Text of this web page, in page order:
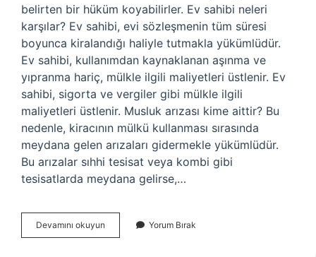
belirten bir hüküm koyabilirler. Ev sahibi neleri
karşılar? Ev sahibi, evi sözleşmenin tüm süresi
boyunca kiralandığı haliyle tutmakla yükümlüdür.
Ev sahibi, kullanımdan kaynaklanan aşınma ve
yıpranma hariç, mülkle ilgili maliyetleri üstlenir. Ev
sahibi, sigorta ve vergiler gibi mülkle ilgili
maliyetleri üstlenir. Musluk arızası kime aittir? Bu
nedenle, kiracının mülkü kullanması sırasında
meydana gelen arızaları gidermekle yükümlüdür.
Bu arızalar sıhhi tesisat veya kombi gibi
tesisatlarda meydana gelirse,…
Devamını okuyun
Masraflar
Yorum Bırak